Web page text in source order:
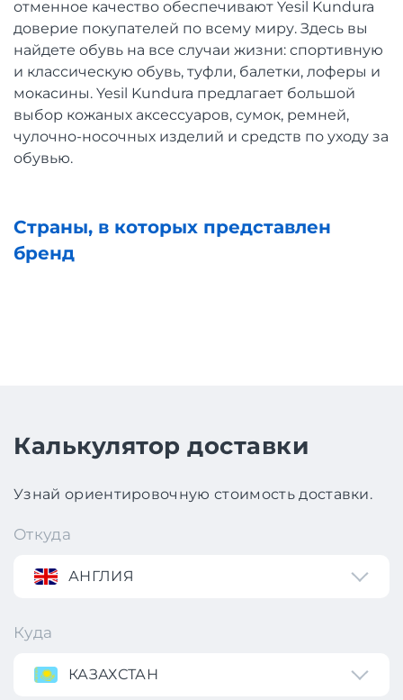
отменное качество обеспечивают Yesil Kundura
доверие покупателей по всему миру. Здесь вы
найдете обувь на все случаи жизни: спортивную
и классическую обувь, туфли, балетки, лоферы и
мокасины. Yesil Kundura предлагает большой
выбор кожаных аксессуаров, сумок, ремней,
чулочно-носочных изделий и средств по уходу за
обувью.
Страны, в которых представлен
бренд
Калькулятор доставки
Узнай ориентировочную стоимость доставки.
Откуда
АНГЛИЯ
Куда
КАЗАХСТАН